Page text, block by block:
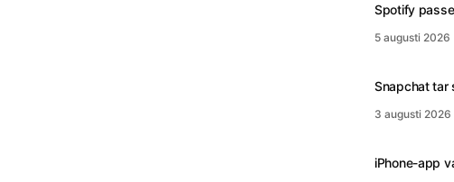
Spotify
5 augusti 2026
Snapchat tar
3 augusti 2026
iPhone-app